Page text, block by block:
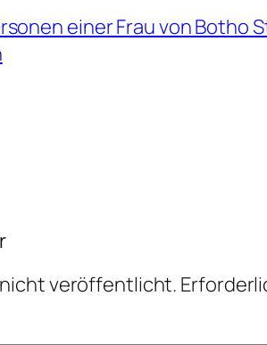
einer Frau von Botho
veröffentlicht.